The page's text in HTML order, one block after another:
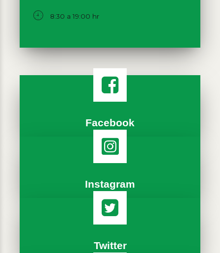
8:30 a 19:00 hr
Facebook
Instagram
Twitter